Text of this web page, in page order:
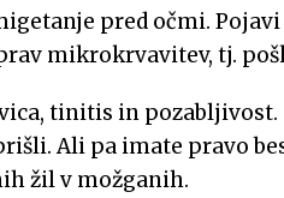
pred očmi.
mikrokrvavitev, tj.
tinitis in pozabljivost.
Ali pa imate pravo
žil v možganih.